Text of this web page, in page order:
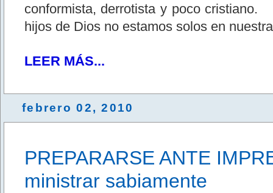
conformista, derrotista y poco
hijos de Dios no estamos solos en
LEER MÁS...
febrero 02, 2010
PREPARARSE ANTE
ministrar sabiamente